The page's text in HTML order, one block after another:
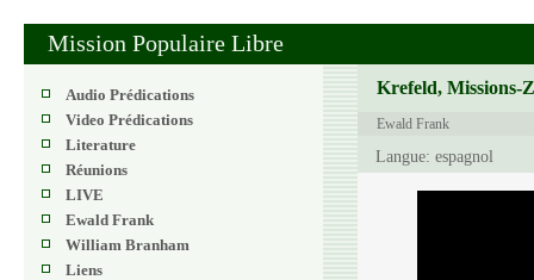
Mission Populaire Libre
Audio Prédications
Video Prédications
Literature
Réunions
LIVE
Ewald Frank
William Branham
Liens
Krefeld, Missions-
Ewald Frank
Langue: espagnol